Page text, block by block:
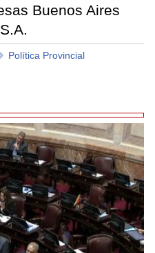
Buenos Aires
Política Provincial